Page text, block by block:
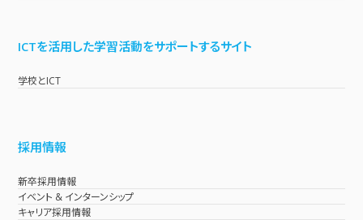
ICTを活用した学習活動をサポートするサイト
学校とICT
採用情報
新卒採用情報
イベント & インターンシップ
キャリア採用情報